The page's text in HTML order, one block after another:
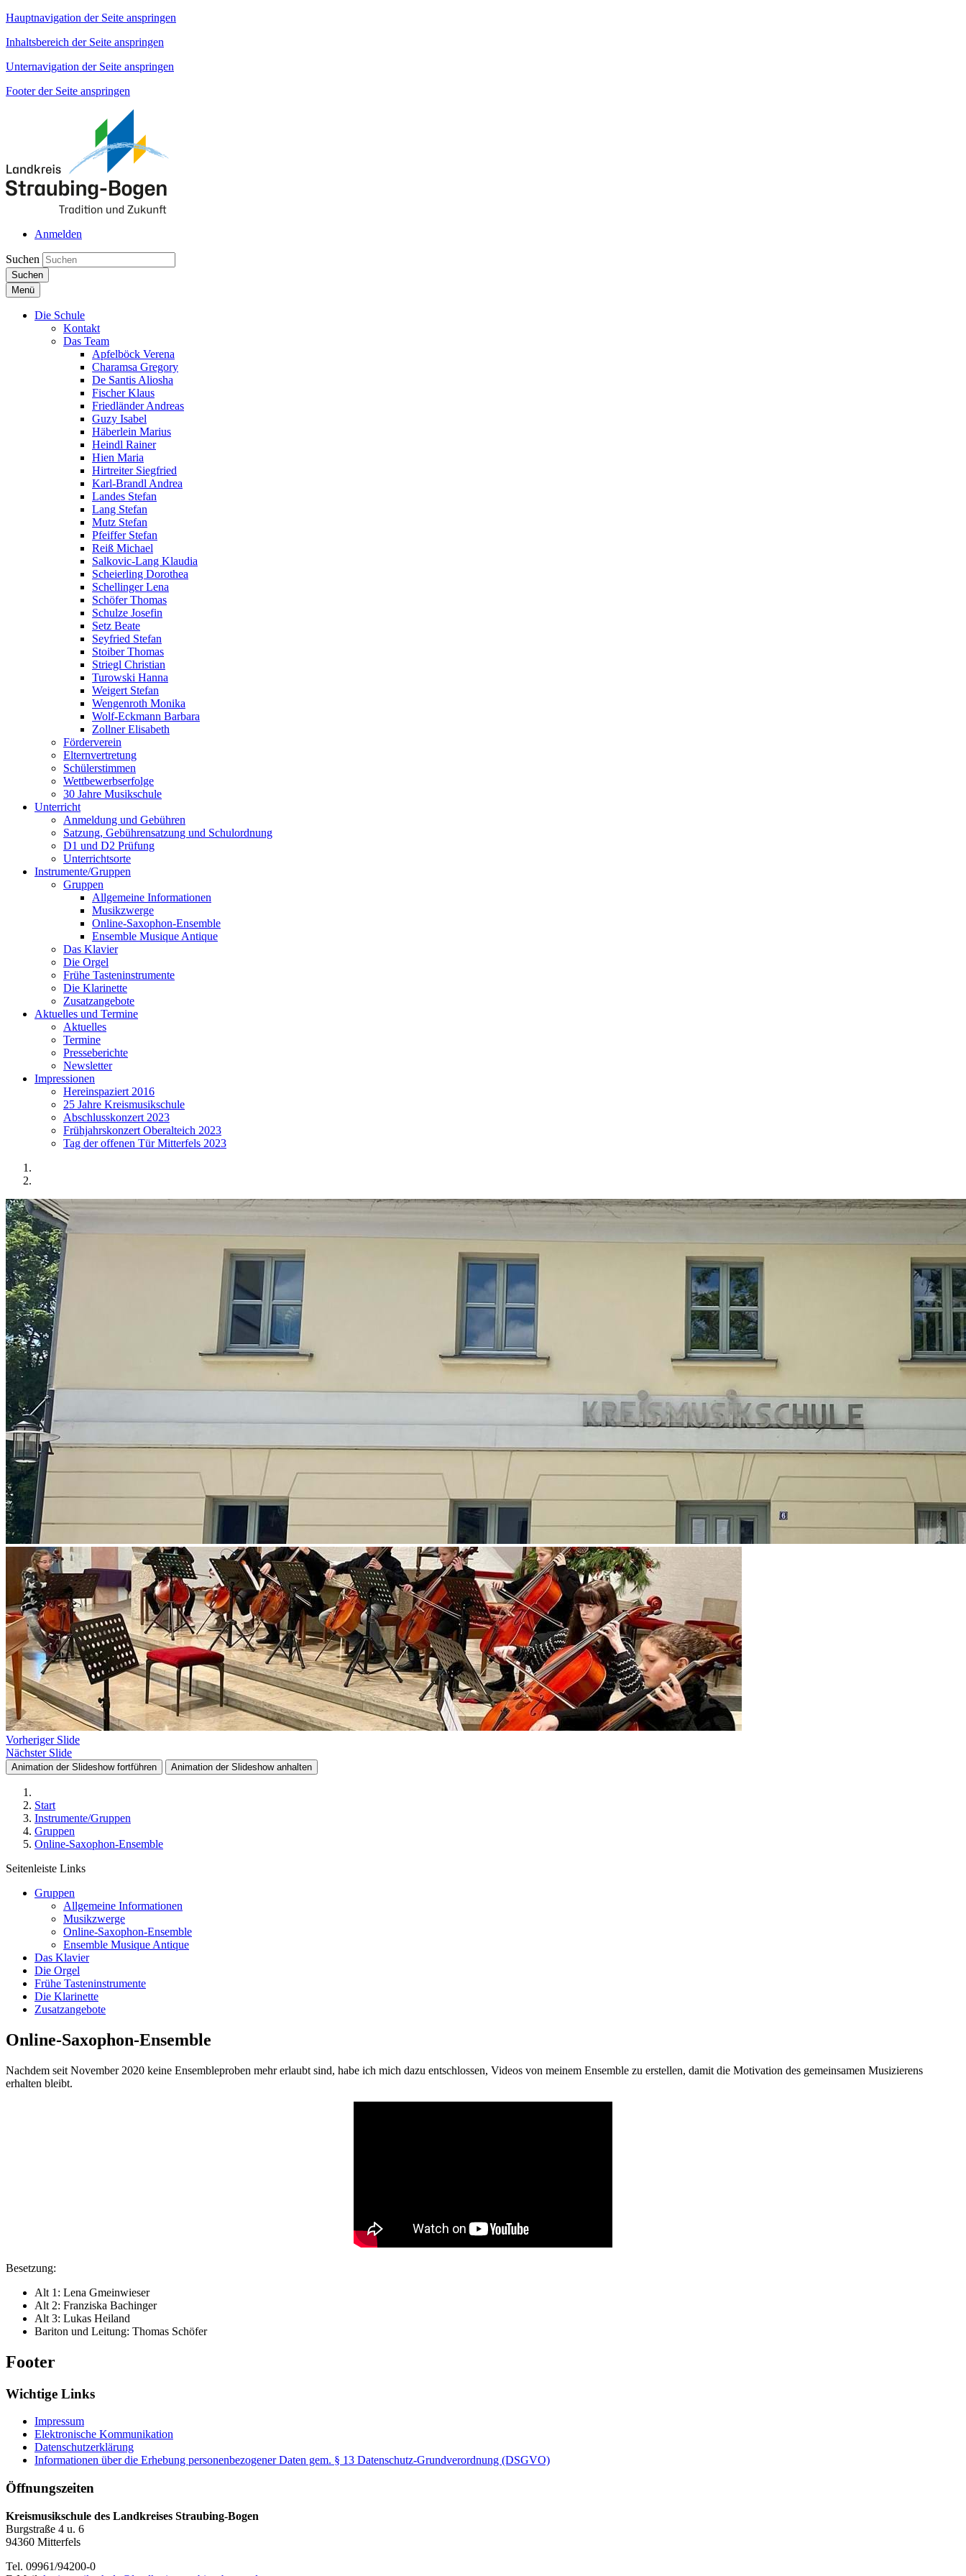
Hauptnavigation der Seite anspringen
Inhaltsbereich der Seite anspringen
Unternavigation der Seite anspringen
Footer der Seite anspringen
Anmelden
Suchen
Suchen
Menü
Die Schule
Kontakt
Das Team
Apfelböck Verena
Charamsa Gregory
De Santis Aliosha
Fischer Klaus
Friedländer Andreas
Guzy Isabel
Häberlein Marius
Heindl Rainer
Hien Maria
Hirtreiter Siegfried
Karl-Brandl Andrea
Landes Stefan
Lang Stefan
Mutz Stefan
Pfeiffer Stefan
Reiß Michael
Salkovic-Lang Klaudia
Scheierling Dorothea
Schellinger Lena
Schöfer Thomas
Schulze Josefin
Setz Beate
Seyfried Stefan
Stoiber Thomas
Striegl Christian
Turowski Hanna
Weigert Stefan
Wengenroth Monika
Wolf-Eckmann Barbara
Zollner Elisabeth
Förderverein
Elternvertretung
Schülerstimmen
Wettbewerbserfolge
30 Jahre Musikschule
Unterricht
Anmeldung und Gebühren
Satzung, Gebührensatzung und Schulordnung
D1 und D2 Prüfung
Unterrichtsorte
Instrumente/Gruppen
Gruppen
Allgemeine Informationen
Musikzwerge
Online-Saxophon-Ensemble
Ensemble Musique Antique
Das Klavier
Die Orgel
Frühe Tasteninstrumente
Die Klarinette
Zusatzangebote
Aktuelles und Termine
Aktuelles
Termine
Presseberichte
Newsletter
Impressionen
Hereinspaziert 2016
25 Jahre Kreismusikschule
Abschlusskonzert 2023
Frühjahrskonzert Oberalteich 2023
Tag der offenen Tür Mitterfels 2023
Vorheriger Slide
Nächster Slide
Animation der Slideshow fortführen Animation der Slideshow anhalten
Start
Instrumente/Gruppen
Gruppen
Online-Saxophon-Ensemble
Seitenleiste Links
Gruppen
Allgemeine Informationen
Musikzwerge
Online-Saxophon-Ensemble
Ensemble Musique Antique
Das Klavier
Die Orgel
Frühe Tasteninstrumente
Die Klarinette
Zusatzangebote
Online-Saxophon-Ensemble
Nachdem seit November 2020 keine Ensembleproben mehr erlaubt sind, habe ich mich dazu entschlossen, Videos von meinem Ensemble zu erstellen, damit die Motivation des gemeinsamen Musizierens
erhalten bleibt.
Besetzung:
Alt 1: Lena Gmeinwieser
Alt 2: Franziska Bachinger
Alt 3: Lukas Heiland
Bariton und Leitung: Thomas Schöfer
Footer
Wichtige Links
Impressum
Elektronische Kommunikation
Datenschutzerklärung
Informationen über die Erhebung personenbezogener Daten gem. § 13 Datenschutz-Grundverordnung (DSGVO)
Öffnungszeiten
Kreismusikschule des Landkreises Straubing-Bogen
Burgstraße 4 u. 6
94360 Mitterfels
Tel. 09961/94200-0